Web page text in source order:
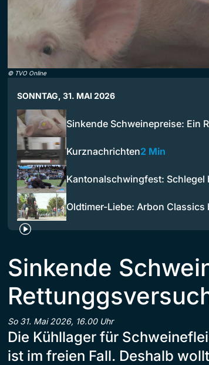
© TVO Online
SONNTAG, 31. MAI 2026
Sinkende Schweinepreise: Ein
Kurznachrichten2 Min
Kantonalschwingfest:
Oldtimer-Liebe: Arbon
Sinkende
So 31. Mai 2026, 16.00 Uhr
Die Kühllager für
ist im freien Fall. Deshalb